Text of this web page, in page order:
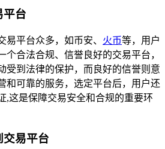
平台
易平台众多，如币安、 火币等，用户
个合法合规、信誉良好的交易平台，
受到法律的保护，而良好的信誉则意
和可靠的服务，选定平台后，用户还
,这是保障交易安全和合规的重要环
交易平台